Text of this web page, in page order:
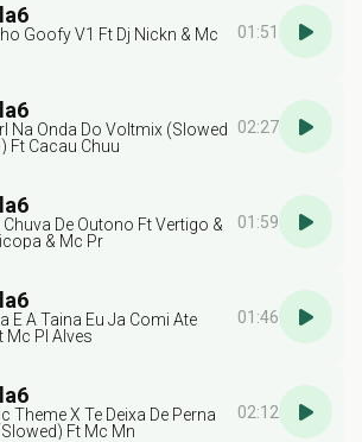
Goofy V1 Ft Dj Nickn & Mc
01:51
Na Onda Do Voltmix (Slowed
Ft Cacau Chuu
02:27
De Outono Ft Vertigo &
& Mc Pr
01:59
E A Taina Eu Ja Comi Ate
Mc Pl Alves
01:46
Theme X Te Deixa De Perna
Ft Mc Mn
02:12